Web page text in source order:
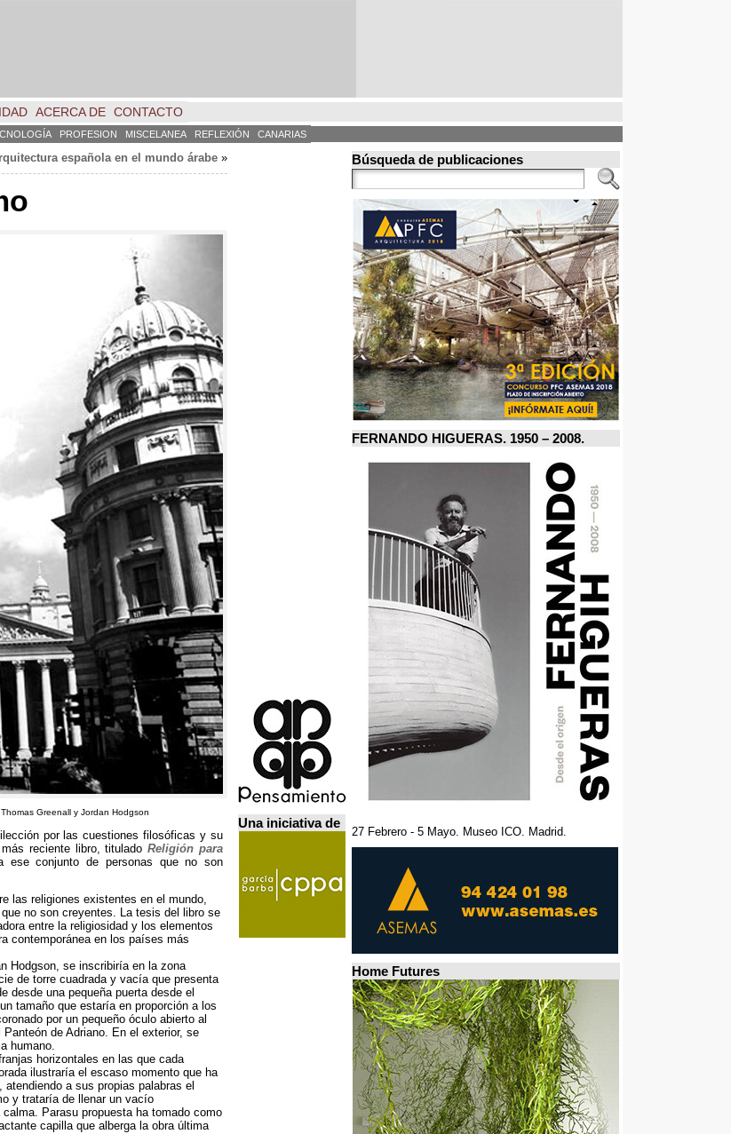
ACERCA DE CONTACTO
PROFESION MISCELANEA REFLEXIÓN CANARIAS
española en el mundo árabe »
Greenall y Jordan Hodgson
por las cuestiones filosóficas y su
reciente libro, tituladoReligión para
ese conjunto de personas que no son
las religiones existentes en el mundo,
no son creyentes. La tesis del libro se
entre la religiosidad y los elementos
contemporánea en los países más
Hodgson, se inscribiría en la zona
de torre cuadrada y vacía que presenta
desde una pequeña puerta desde el
tamaño que estaría en proporción a los
por un pequeño óculo abierto al
de Adriano. En el exterior, se
humano.
horizontales en las que cada
ilustraría el escaso momento que ha
a sus propias palabras el
y trataría de llenar un vacío
Parasu propuesta ha tomado como
capilla que alberga la obra última
Una iniciativa de
Búsqueda de publicaciones
FERNANDO HIGUERAS. 1950 – 2008.
27 Febrero - 5 Mayo. Museo ICO. Madrid.
Home Futures